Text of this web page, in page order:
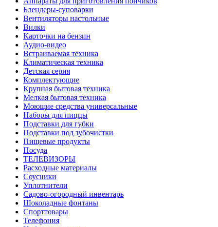
Блендеры-суповарки
Вентиляторы настольные
Вилки
Карточки на бензин
Аудио-видео
Встраиваемая техника
Климатическая техника
Детская серия
Комплектующие
Крупная бытовая техника
Мелкая бытовая техника
Моющие средства универсальные
Наборы для пиццы
Подставки для губки
Подставки под зубочистки
Пищевые продукты
Посуда
ТЕЛЕВИЗОРЫ
Расходные материалы
Соусники
Уплотнители
Садово-огородный инвентарь
Шоколадные фонтаны
Спорттовары
Телефония